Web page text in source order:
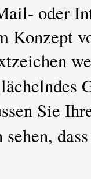
oder
Konzept
Sie